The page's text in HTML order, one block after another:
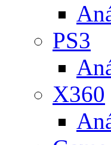
PS3
X360